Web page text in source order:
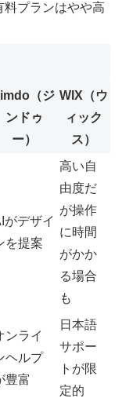
料プランはやや高
（ジ
ンドゥ
ー）
WIX（ウ
ィック
ス）
がデザイ
を提案
高い自
由度だ
が操作
に時間
がかか
る場合
も
ンライ
ヘルプ
豊富
日本語
サポー
トが限
定的